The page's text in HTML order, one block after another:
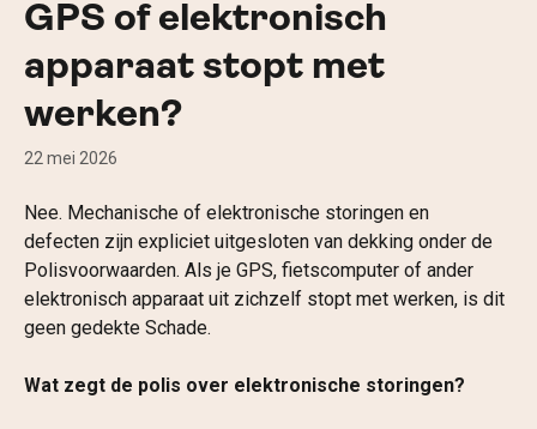
GPS of elektronisch
apparaat stopt met
werken?
22 mei 2026
Nee. Mechanische of elektronische storingen en
defecten zijn expliciet uitgesloten van dekking onder de
Polisvoorwaarden. Als je GPS, fietscomputer of ander
elektronisch apparaat uit zichzelf stopt met werken, is dit
geen gedekte Schade.
Wat zegt de polis over elektronische storingen?